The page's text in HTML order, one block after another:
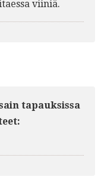
viiniä.
tapauksissa